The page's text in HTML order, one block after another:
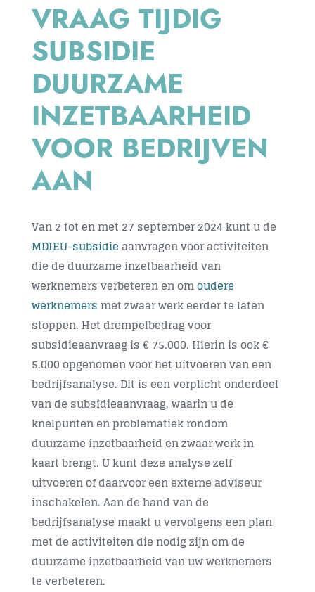
Contact
VRAAG TIJDIG
SUBSIDIE
DUURZAME
INZETBAARHEID
VOOR BEDRIJVEN
AAN
Van2tot en met 27 september 2024kunt u de
MDIEU-subsidieaanvragen voor activiteiten
die de duurzame inzetbaarheid van
werknemers verbeteren en omoudere
werknemers met zwaar werk eerder te laten
stoppen. Het drempelbedrag voor
subsidieaanvraag is € 75.000. Hierin is ook €
5.000 opgenomen voor het uitvoeren van een
bedrijfsanalyse. Dit is een verplicht onderdeel
van de subsidieaanvraag, waarin u de
knelpunten en problematiek rondom
duurzame inzetbaarheid en zwaar werk in
kaart brengt. U kunt deze analyse zelf
uitvoeren of daarvoor een externe adviseur
inschakelen. Aan de hand van de
bedrijfsanalyse maakt u vervolgens een plan
met de activiteiten die nodig zijn om de
duurzame inzetbaarheid van uw werknemers
te verbeteren.